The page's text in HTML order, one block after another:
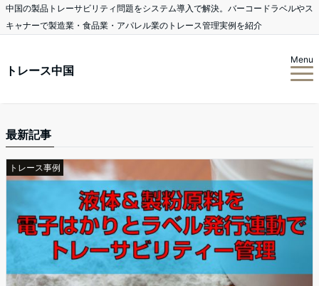
中国の製品トレーサビリティ問題をシステム導入で解決。バーコードラベルやス
キャナーで製造業・食品業・アパレル業のトレース管理実例を紹介
トレース中国
Menu
最新記事
トレース事例